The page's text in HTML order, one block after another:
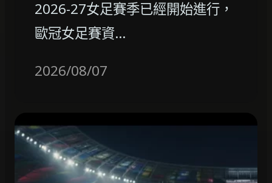
2026-27女足賽季已經開始進行，
歐冠女足賽資…
2026/08/07